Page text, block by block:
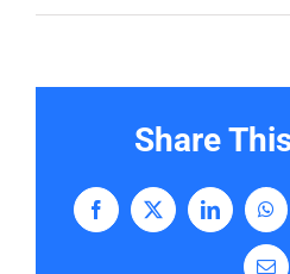
Share
Facebook
X LinkedIn